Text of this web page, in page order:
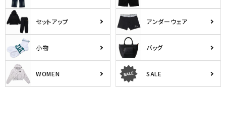
セットアップ アンダーウェア
小物 バッグ
WOMEN SALE